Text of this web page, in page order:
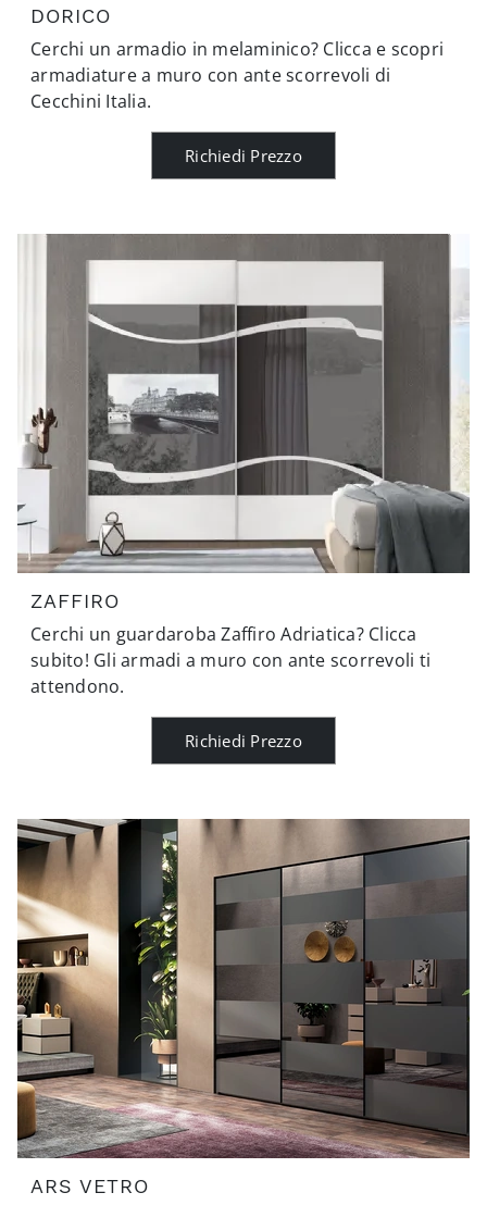
DORICO
Cerchi un armadio in melaminico? Clicca e scopri
armadiature a muro con ante scorrevoli di
Cecchini Italia.
Richiedi Prezzo
ZAFFIRO
Cerchi un guardaroba Zaffiro Adriatica? Clicca
subito! Gli armadi a muro con ante scorrevoli ti
attendono.
Richiedi Prezzo
ARS VETRO